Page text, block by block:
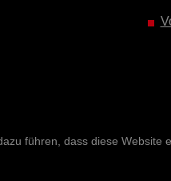
führen, dass diese Website